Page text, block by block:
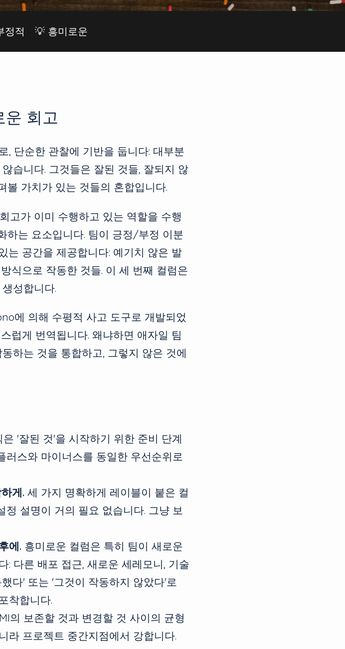
정적 💡 흥미로운
운 회고
, 단순한 관찰에 기반을 둡니다: 대부분
습니다. 그것들은 잘된 것들, 잘되지 않
볼 가치가 있는 것들의 혼합입니다.
고가 이미 수행하고 있는 역할을 수행
하는 요소입니다. 팀이 긍정/부정 이분
는 공간을 제공합니다: 예기치 않은 발
식으로 작동한 것들. 이 세 번째 컬럼은
성합니다.
에 의해 수평적 사고 도구로 개발되었
럽게 번역됩니다. 왜냐하면 애자일 팀
하는 것을 통합하고, 그렇지 않은 것에
은 '잘된 것'을 시작하기 위한 준비 단계
러스와 마이너스를 동일한 우선순위로
게. 세 가지 명확하게 레이블이 붙은 컬
정 설명이 거의 필요 없습니다. 그냥 보
에. 흥미로운 컬럼은 특히 팀이 새로운
: 다른 배포 접근, 새로운 세레모니, 기술
다' 또는 '그것이 작동하지 않았다'로
착합니다.
의 보존할 것과 변경할 것 사이의 균형
라 프로젝트 중간지점에서 강합니다.